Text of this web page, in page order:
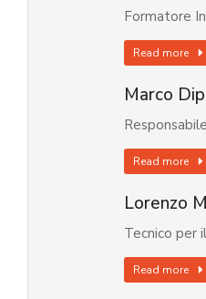
Formatore
Read more
Marco
Read more
Lorenzo
Tecnico per
Read more